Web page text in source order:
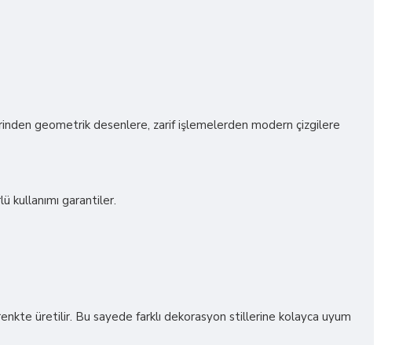
geometrik desenlere, zarif işlemelerden modern çizgilere
kullanımı garantiler.
üretilir. Bu sayede farklı dekorasyon stillerine kolayca uyum